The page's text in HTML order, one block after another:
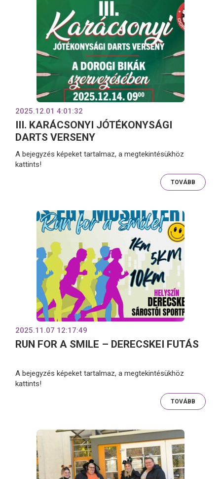
2025.12.01 4:01:32
III. KARÁCSONYI JÓTÉKONYSÁGI
DARTS VERSENY
A bejegyzés képeket tartalmaz, a megtekintésükhöz
kattints!
TOVÁBB
2025.11.07 12:17:49
RUN FOR A SMILE – DERECSKEI FUTÁS
A bejegyzés képeket tartalmaz, a megtekintésükhöz
kattints!
TOVÁBB